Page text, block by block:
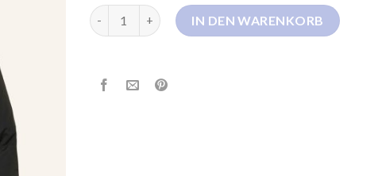
hugo daunenjacke MengeIN DEN WARENKORB